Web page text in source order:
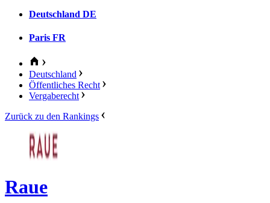
Deutschland DE
Paris FR
Deutschland
Öffentliches Recht
Vergaberecht
Zurück zu den Rankings
Raue